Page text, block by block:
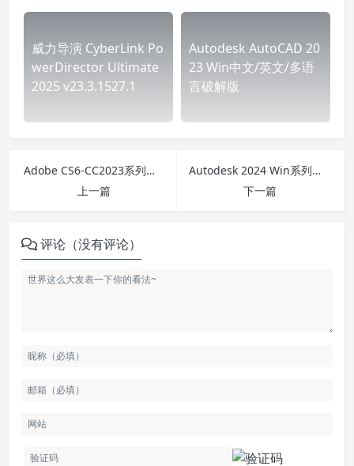
威力导演 CyberLink Po
werDirector Ultimate
2025 v23.3.1527.1
Autodesk AutoCAD 20
23 Win中文/英文/多语
言破解版
Adobe CS6-CC2023系列软件WIN+MAC免破解直装版
上一篇
Autodesk 2024 Win系列软件官方下载地址 + 破解补丁 + 破解方法
下一篇
评论（没有评论）